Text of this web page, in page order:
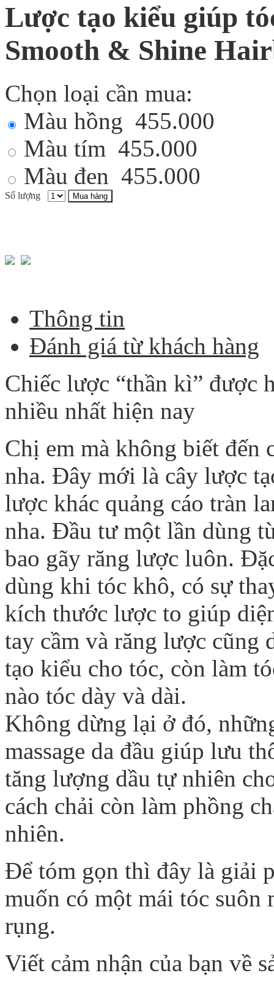
Lược tạo kiểu giúp
Smooth & Shine
Chọn loại cần mua:
Màu hồng 455.000
Màu tím 455.000
Màu đen 455.000
Số lượng Mua hàng
Thông tin
Đánh giá từ khách hàng
Chiếc lược “thần kì” được
nhiều nhất hiện nay
Chị em mà không biết đến
nha. Đây mới là cây lược
lược khác quảng cáo tràn
nha. Đầu tư một lần dùng
bao gãy răng lược luôn.
dùng khi tóc khô, có sự
kích thước lược to giúp
tay cầm và răng lược cũng
tạo kiểu cho tóc, còn làm
nào tóc dày và dài.
Không dừng lại ở đó,
massage da đầu giúp lưu
tăng lượng dầu tự nhiên
cách chải còn làm phồng
nhiên.
Để tóm gọn thì đây là giải
muốn có một mái tóc suôn
rụng.
Viết cảm nhận của bạn về